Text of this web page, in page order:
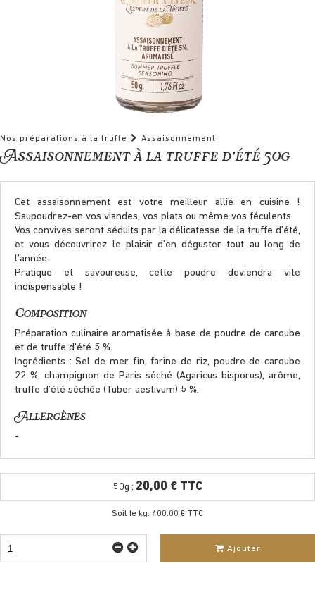
Nos préparations à la truffe Assaisonnement
Assaisonnement à la truffe d’été 50g
Cet assaisonnement est votre meilleur allié en cuisine !
Saupoudrez-en vos viandes, vos plats ou même vos féculents.
Vos convives seront séduits par la délicatesse de la truffe d’été,
et vous découvrirez le plaisir d’en déguster tout au long de
l’année.
Pratique et savoureuse, cette poudre deviendra vite
indispensable !
Composition
Préparation culinaire aromatisée à base de poudre de caroube
et de truffe d’été 5 %.
Ingrédients : Sel de mer fin, farine de riz, poudre de caroube
22 %, champignon de Paris séché (Agaricus bisporus), arôme,
truffe d’été séchée (Tuber aestivum) 5 %.
Allergènes
-
50g : 20,00 € TTC
Soit le kg: 400.00 € TTC
Ajouter